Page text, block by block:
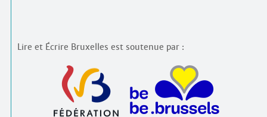
Lire et Écrire Bruxelles est soutenue par :